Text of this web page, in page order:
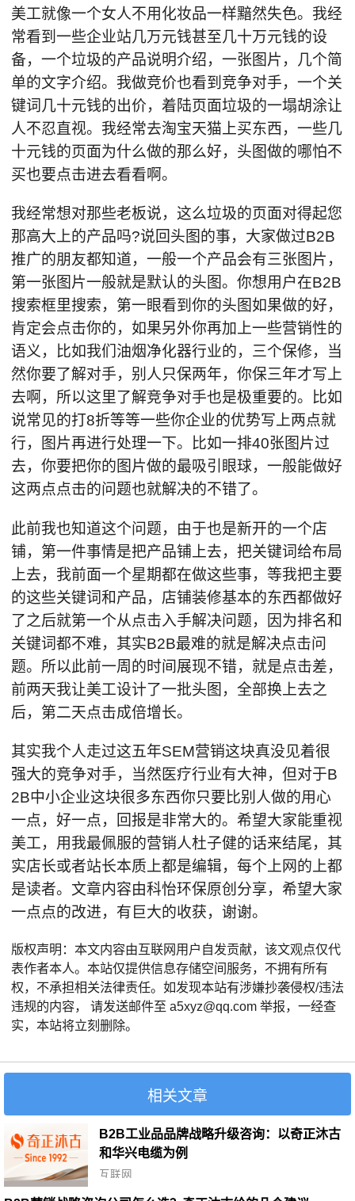
美工就像一个女人不用化妆品一样黯然失色。我经
常看到一些企业站几万元钱甚至几十万元钱的设
备，一个垃圾的产品说明介绍，一张图片，几个简
单的文字介绍。我做竞价也看到竞争对手，一个关
键词几十元钱的出价，着陆页面垃圾的一塌胡涂让
人不忍直视。我经常去淘宝天猫上买东西，一些几
十元钱的页面为什么做的那么好，头图做的哪怕不
买也要点击进去看看啊。
我经常想对那些老板说，这么垃圾的页面对得起您
那高大上的产品吗?说回头图的事，大家做过B2B
推广的朋友都知道，一般一个产品会有三张图片，
第一张图片一般就是默认的头图。你想用户在B2B
搜索框里搜索，第一眼看到你的头图如果做的好，
肯定会点击你的，如果另外你再加上一些营销性的
语义，比如我们油烟净化器行业的，三个保修，当
然你要了解对手，别人只保两年，你保三年才写上
去啊，所以这里了解竞争对手也是极重要的。比如
说常见的打8折等等一些你企业的优势写上两点就
行，图片再进行处理一下。比如一排40张图片过
去，你要把你的图片做的最吸引眼球，一般能做好
这两点点击的问题也就解决的不错了。
此前我也知道这个问题，由于也是新开的一个店
铺，第一件事情是把产品铺上去，把关键词给布局
上去，我前面一个星期都在做这些事，等我把主要
的这些关键词和产品，店铺装修基本的东西都做好
了之后就第一个从点击入手解决问题，因为排名和
关键词都不难，其实B2B最难的就是解决点击问
题。所以此前一周的时间展现不错，就是点击差，
前两天我让美工设计了一批头图，全部换上去之
后，第二天点击成倍增长。
其实我个人走过这五年SEM营销这块真没见着很
强大的竞争对手，当然医疗行业有大神，但对于B
2B中小企业这块很多东西你只要比别人做的用心
一点，好一点，回报是非常大的。希望大家能重视
美工，用我最佩服的营销人杜子健的话来结尾，其
实店长或者站长本质上都是编辑，每个上网的上都
是读者。文章内容由科怡环保原创分享，希望大家
一点点的改进，有巨大的收获，谢谢。
版权声明：本文内容由互联网用户自发贡献，该文观点仅代
表作者本人。本站仅提供信息存储空间服务，不拥有所有
权，不承担相关法律责任。如发现本站有涉嫌抄袭侵权/违法
违规的内容， 请发送邮件至 a5xyz@qq.com 举报，一经查
实，本站将立刻删除。
相关文章
B2B工业品品牌战略升级咨询：以奇正沐古
和华兴电缆为例
互联网